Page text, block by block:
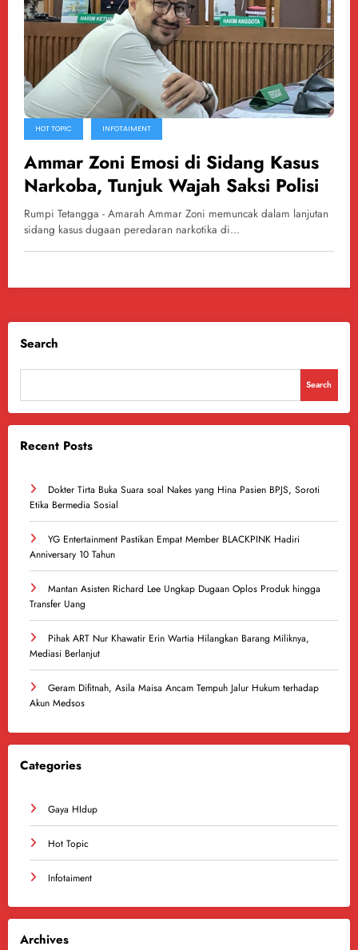
HOT TOPIC INFOTAIMENT
Ammar Zoni Emosi di Sidang Kasus
Narkoba, Tunjuk Wajah Saksi Polisi
Rumpi Tetangga - Amarah Ammar Zoni memuncak dalam lanjutan
sidang kasus dugaan peredaran narkotika di…
Search
Search
Recent Posts
Dokter Tirta Buka Suara soal Nakes yang Hina Pasien BPJS, Soroti
Etika Bermedia Sosial
YG Entertainment Pastikan Empat Member BLACKPINK Hadiri
Anniversary 10 Tahun
Mantan Asisten Richard Lee Ungkap Dugaan Oplos Produk hingga
Transfer Uang
Pihak ART Nur Khawatir Erin Wartia Hilangkan Barang Miliknya,
Mediasi Berlanjut
Geram Difitnah, Asila Maisa Ancam Tempuh Jalur Hukum terhadap
Akun Medsos
Categories
Gaya HIdup
Hot Topic
Infotaiment
Archives